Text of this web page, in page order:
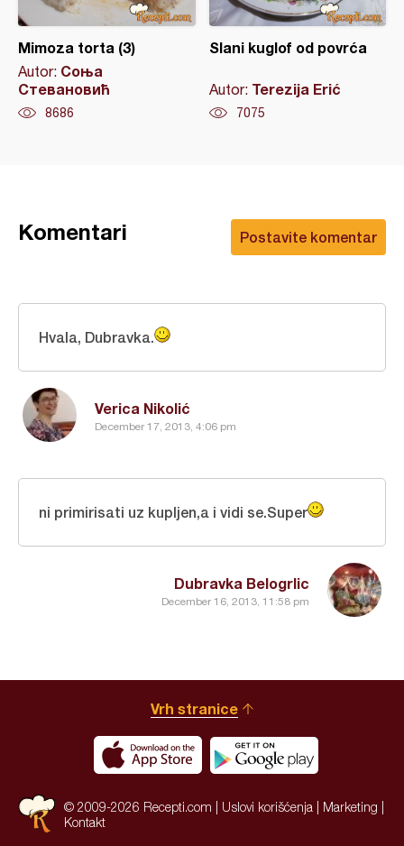
Mimoza torta (3)
Autor: Соња
Стевановић
8686
Slani kuglof od povrća
Autor: Terezija Erić
7075
Postavite komentar
Komentari
Verica Nikolić
December 17, 2013, 4:06 pm
Hvala, Dubravka.
Dubravka Belogrlic
December 16, 2013, 11:58 pm
ni primirisati uz kupljen,a i vidi se.Super
Vrh stranice
© 2009-2026 Recepti.com | Uslovi korišćenja Marketing
Kontakt